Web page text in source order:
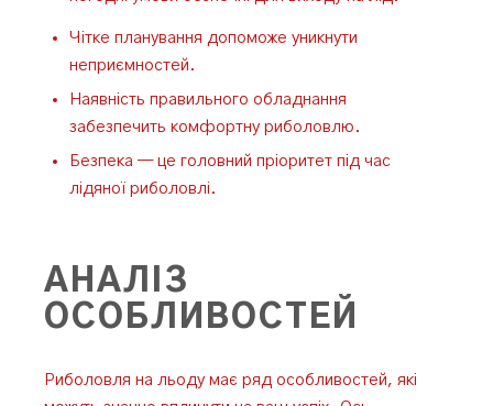
Чітке планування допоможе уникнути
неприємностей.
Наявність правильного обладнання
забезпечить комфортну риболовлю.
Безпека — це головний пріоритет під час
лідяної риболовлі.
АНАЛІЗ
ОСОБЛИВОСТЕЙ
Риболовля на льоду має ряд особливостей, які